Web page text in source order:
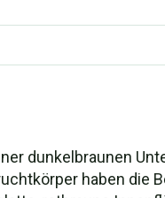
dunkelbraunen
haben die